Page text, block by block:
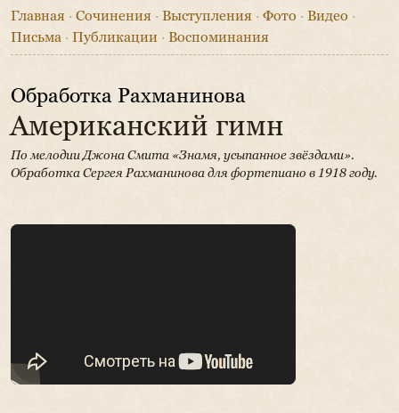
Главная · Сочинения · Выступления · Фото · Видео ·
Письма · Публикации · Воспоминания
Обработка Рахманинова
Американский гимн
По мелодии Джона Смита «Знамя, усыпанное звёздами».
Обработка Сергея Рахманинова для фортепиано в 1918 году.